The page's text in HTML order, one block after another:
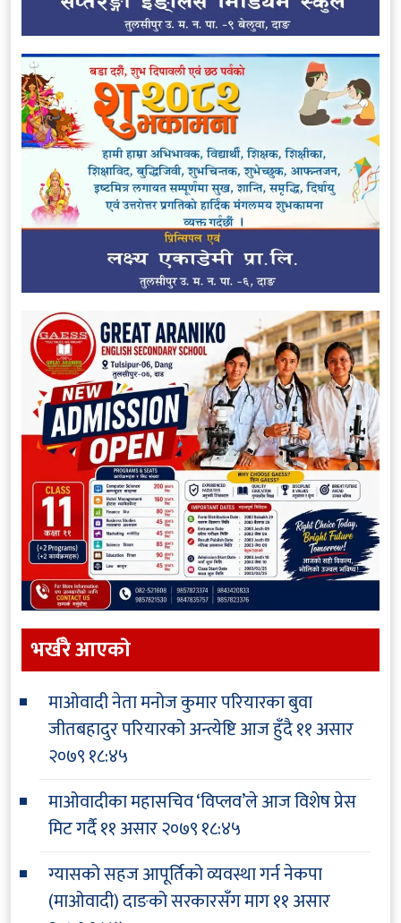
भर्खरै आएकाे
माओवादी नेता मनोज कुमार परियारका बुवा
जीतबहादुर परियारको अन्त्येष्टि आज हुँदै११ असार
२०७९ १८:४५
माओवादीका महासचिव ‘विप्लव’ले आज विशेष प्रेस
मिट गर्दै११ असार २०७९ १८:४५
ग्यासको सहज आपूर्तिको व्यवस्था गर्न नेकपा
(माओवादी) दाङको सरकारसँग माग११ असार